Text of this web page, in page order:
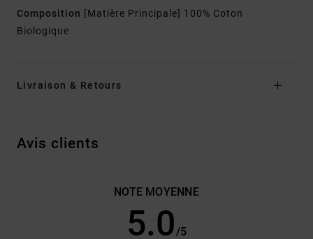
Composition [Matière Principale] 100% Coton
Biologique
Livraison & Retours
Avis clients
NOTE MOYENNE
5.0/5